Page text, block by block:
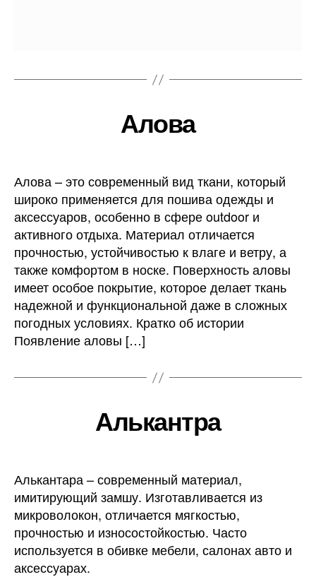
Алова
Алова – это современный вид ткани, который
широко применяется для пошива одежды и
аксессуаров, особенно в сфере outdoor и
активного отдыха. Материал отличается
прочностью, устойчивостью к влаге и ветру, а
также комфортом в носке. Поверхность аловы
имеет особое покрытие, которое делает ткань
надежной и функциональной даже в сложных
погодных условиях. Кратко об истории
Появление аловы […]
Алькантра
Алькантара – современный материал,
имитирующий замшу. Изготавливается из
микроволокон, отличается мягкостью,
прочностью и износостойкостью. Часто
используется в обивке мебели, салонах авто и
аксессуарах.